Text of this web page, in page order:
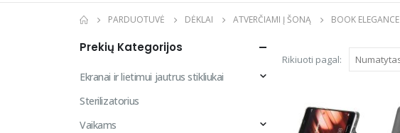
PARDUOTUVĖ DĖKLAI ATVERČIAMI Į ŠONĄ BOOK ELEGANCE
Rikiuoti pagal:
Prekių Kategorijos
Ekranai ir lietimui jautrus stikliukai
Sterilizatorius
Vaikams